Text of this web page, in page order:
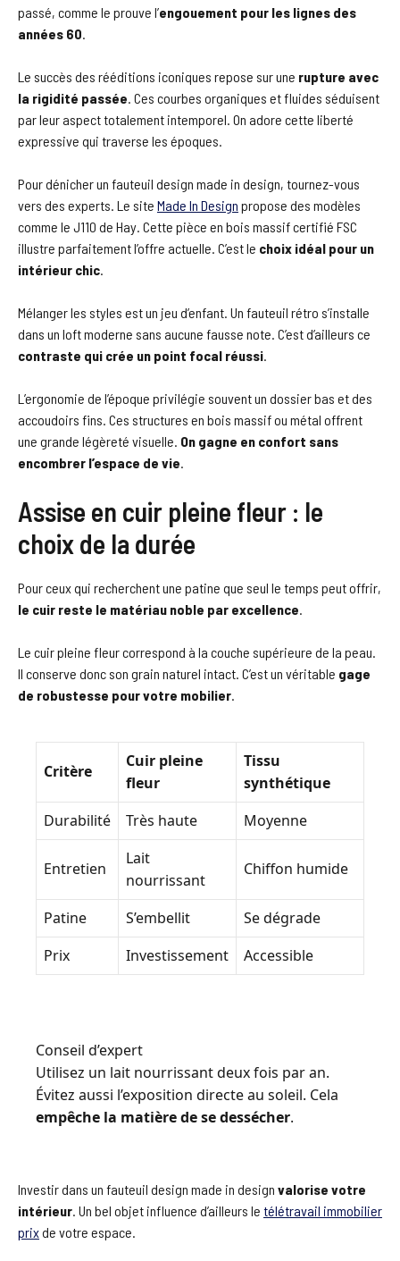
passé, comme le prouve l’engouement pour les lignes des
années 60
Le succès des rééditions iconiques repose sur une rupture avec
la rigidité passée . Ces courbes organiques et fluides séduisent
par leur aspect totalement intemporel. On adore cette liberté
expressive qui traverse les époques.
Pour dénicher un fauteuil design made in design, tournez-vous
vers des experts. Le site Made In Design propose des modèles
comme le J110 de Hay. Cette pièce en bois massif certifié FSC
illustre parfaitement l’offre actuelle. C’est le choix idéal pour un
intérieur chic
Mélanger les styles est un jeu d’enfant. Un fauteuil rétro s’installe
dans un loft moderne sans aucune fausse note. C’est d’ailleurs ce
contraste qui crée un point focal réussi
L’ergonomie de l’époque privilégie souvent un dossier bas et des
accoudoirs fins. Ces structures en bois massif ou métal offrent
une grande légèreté visuelle. On gagne en confort sans
encombrer l’espace de vie
Assise en cuir pleine fleur : le
choix de la durée
Pour ceux qui recherchent une patine que seul le temps peut offrir,
le cuir reste le matériau noble par excellence
Le cuir pleine fleur correspond à la couche supérieure de la peau.
Il conserve donc son grain naturel intact. C’est un véritable gage
de robustesse pour votre mobilier
Critère
Cuir pleine
fleur
Tissu
synthétique
Durabilité
Très haute Moyenne
Entretien
Lait
nourrissant
Chiffon humide
Patine S’embellit
Se dégrade
Prix
Investissement Accessible
Conseil d’expert
Utilisez un lait nourrissant deux fois par an.
Évitez aussi l’exposition directe au soleil. Cela
empêche la matière de se dessécher.
Investir dans un fauteuil design made in design valorise votre
intérieur . Un bel objet influence d’ailleurs le télétravail immobilier
prixde votre espace.